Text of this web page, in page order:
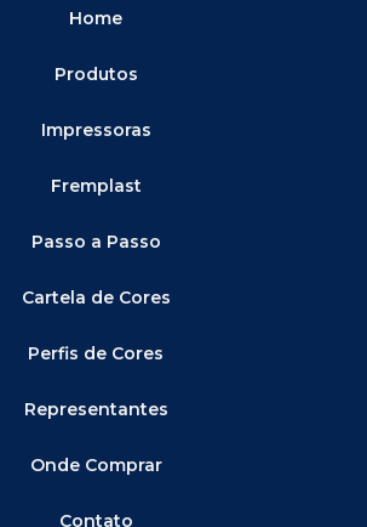
Home
Produtos
Impressoras
Fremplast
Passo a Passo
Cartela de Cores
Perfis de Cores
Representantes
Onde Comprar
Contato